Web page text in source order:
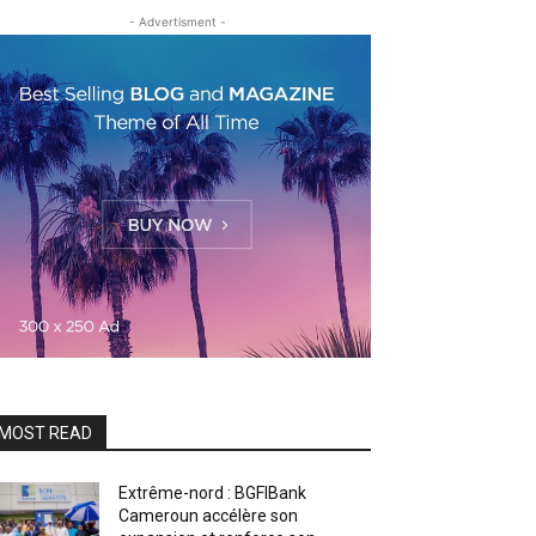
- Advertisment -
READ
Extrême-nord : BGFIBank
Cameroun accélère son